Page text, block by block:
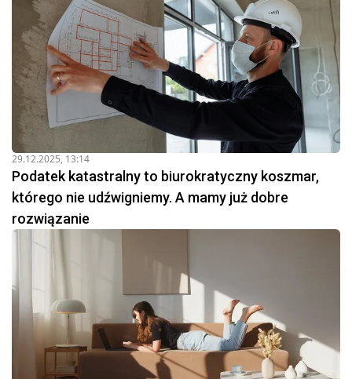
29.12.2025, 13:14
Podatek katastralny to biurokratyczny koszmar,
którego nie udźwigniemy. A mamy już dobre
rozwiązanie